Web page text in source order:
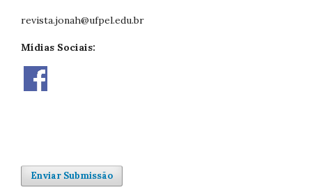
revista.jonah@ufpel.edu.br
Mídias Sociais:
Enviar Submissão